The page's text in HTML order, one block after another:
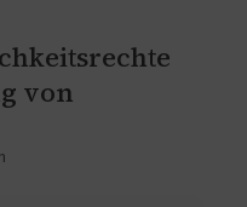
von